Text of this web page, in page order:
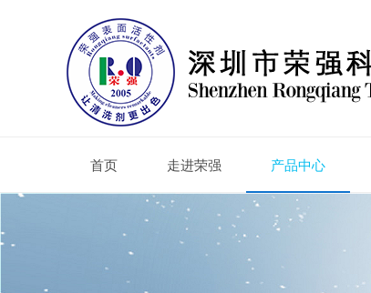
首页 走进荣强 产品中心